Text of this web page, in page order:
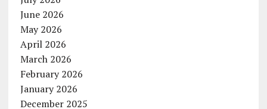
June 2026
May 2026
April 2026
March 2026
February 2026
January 2026
December 2025